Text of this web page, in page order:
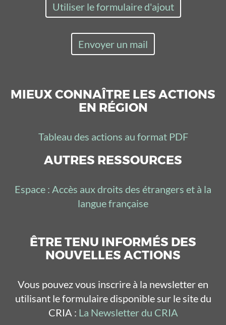
Utiliser le formulaire d'ajout
Envoyer un mail
MIEUX CONNAÎTRE LES ACTIONS
EN RÉGION
Tableau des actions au format PDF
AUTRES RESSOURCES
Espace : Accès aux droits des étrangers et à la
langue française
ÊTRE TENU INFORMÉS DES
NOUVELLES ACTIONS
Vous pouvez vous inscrire à la newsletter en
utilisant le formulaire disponible sur le site du
CRIA : La Newsletter du CRIA